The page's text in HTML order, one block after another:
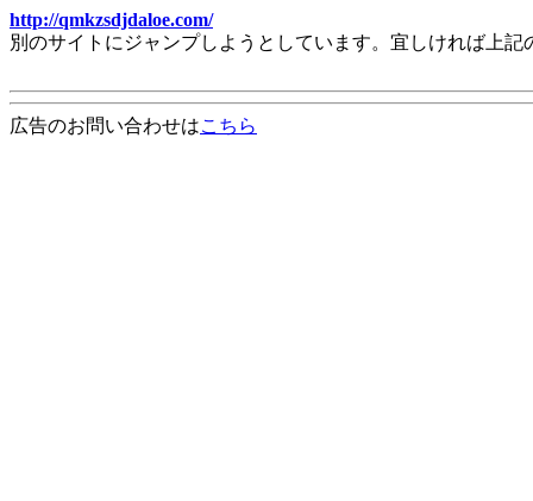
http://qmkzsdjdaloe.com/
別のサイトにジャンプしようとしています。宜しければ上
広告のお問い合わせはこちら